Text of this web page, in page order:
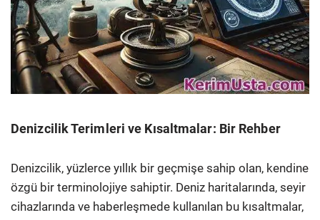
Denizcilik Terimleri ve Kısaltmalar: Bir Rehber
Denizcilik, yüzlerce yıllık bir geçmişe sahip olan, kendine
özgü bir terminolojiye sahiptir. Deniz haritalarında, seyir
cihazlarında ve haberleşmede kullanılan bu kısaltmalar,